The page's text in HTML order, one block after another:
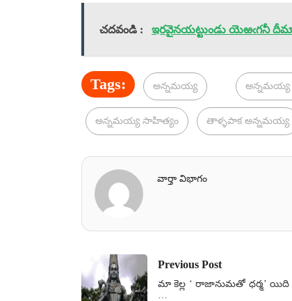
చదవండి : ఇరవైనయట్టుండు యెఱఁగనీ
Tags: అన్నమయ్య అన్నమయ్య
అన్నమయ్య సాహిత్యం తాళ్ళపాక అన్నమయ్య
వార్తా విభాగం
Previous Post
మా కెల్ల ‘ రాజానుమతో ధర్మ’ యిది
…